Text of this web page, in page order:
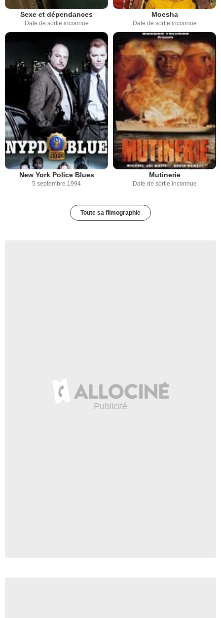
Sexe et dépendances
Date de sortie inconnue
Moesha
Date de sortie inconnue
New York Police Blues
5 septembre 1994
Mutinerie
Date de sortie inconnue
Toute sa filmographie